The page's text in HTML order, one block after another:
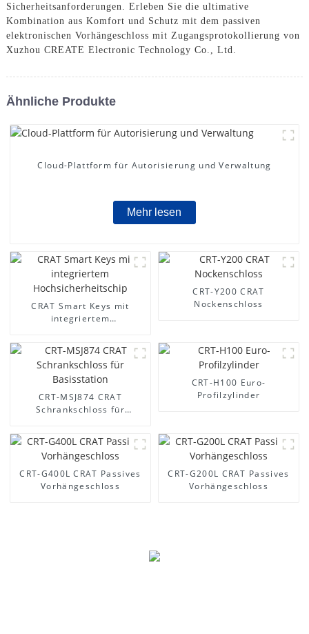
Sicherheitsanforderungen. Erleben Sie die ultimative
Kombination aus Komfort und Schutz mit dem passiven
elektronischen Vorhängeschloss mit Zugangsprotokollierung von
Xuzhou CREATE Electronic Technology Co., Ltd.
Ähnliche Produkte
Cloud-Plattform für Autorisierung und Verwaltung
Mehr lesen
CRAT Smart Keys mit
integriertem
CRT-Y200 CRAT
Nockenschloss
CRT-MSJ874 CRAT
Schrankschloss für
CRT-H100 Euro-
Profilzylinder
CRT-G400L CRAT Passives
Vorhängeschloss
CRT-G200L CRAT Passives
Vorhängeschloss